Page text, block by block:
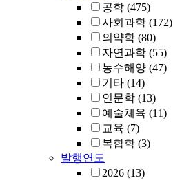
공학 (475)
사회과학 (172)
의약학 (80)
자연과학 (55)
농수해양 (47)
기타 (14)
인문학 (13)
예술체육 (11)
교육 (7)
복합학 (3)
발행연도
2026 (13)